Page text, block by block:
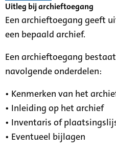
Uitleg bij archieftoegang
Een archieftoegang geeft
een bepaald archief.
Een archieftoegang
navolgende onderdelen:
• Kenmerken van het
• Inleiding op het archief
• Inventaris of
• Eventueel bijlagen